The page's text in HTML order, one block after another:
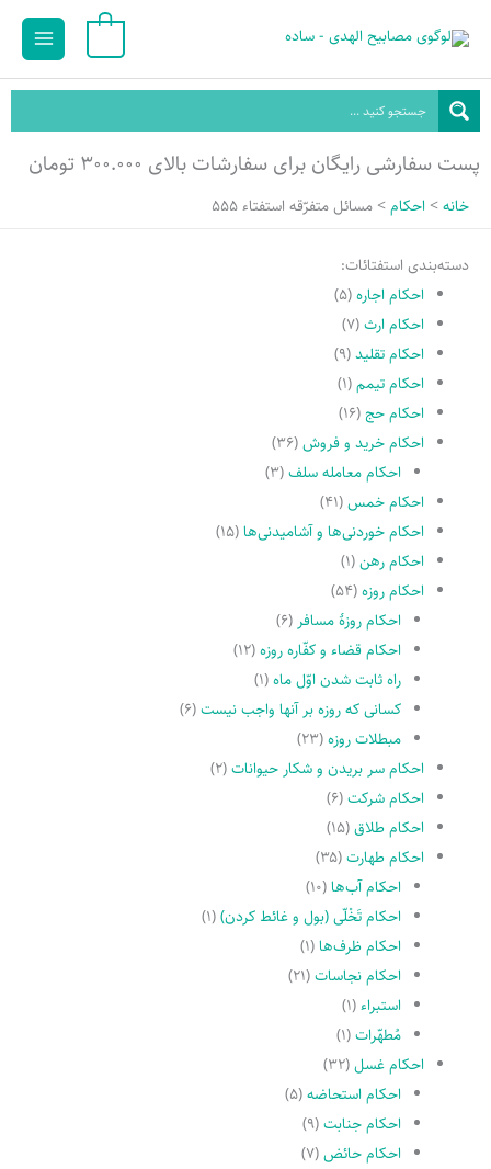
محتوا
Main
پست سفارشی رایگان برای سفارشات بالای ۳۰۰.۰۰۰ تومان
خانه احکام مسائل متفرّقه استفتاء 555
دسته‌بندی استفتائات:
احکام اجاره(۵)
احکام ارث(۷)
احکام تقلید(۹)
احکام تیمم(۱)
احکام حج(۱۶)
احکام خرید و فروش(۳۶)
احکام معامله سلف(۳)
احکام خمس(۴۱)
احکام خوردنی‌ها و آشامیدنی‌ها(۱۵)
احکام رهن(۱)
احکام روزه(۵۴)
احکام روزۀ مسافر (۶)
احکام قضاء و کفّاره روزه(۱۲)
راه ثابت شدن اوّل ماه(۱)
کسانى که روزه بر آنها واجب نیست(۶)
مبطلات روزه(۲۳)
احکام سر بریدن و شکار حیوانات(۲)
احکام شرکت(۶)
احکام طلاق(۱۵)
احکام طهارت(۳۵)
احکام آب‌ها(۱۰)
احکام تَخْلّى (بول و غائط کردن)(۱)
احکام ظرف‌ها(۱)
احکام نجاسات(۲۱)
استبراء(۱)
مُطهّرات(۱)
احکام غسل(۳۲)
احکام استحاضه(۵)
احکام جنابت(۹)
احکام حائض(۷)